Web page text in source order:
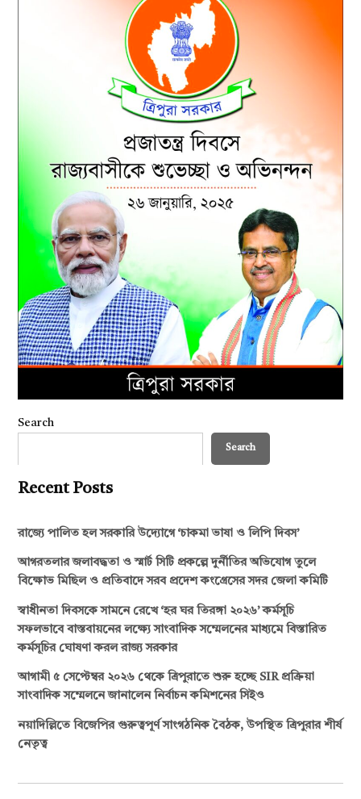
Search
Search
Recent Posts
রাজ্যে পালিত হল সরকারি উদ্যোগে ‘চাকমা ভাষা ও লিপি দিবস’
আগরতলার জলাবদ্ধতা ও স্মার্ট সিটি প্রকল্পে দুর্নীতির অভিযোগ তুলে
বিক্ষোভ মিছিল ও প্রতিবাদে সরব প্রদেশ কংগ্রেসের সদর জেলা কমিটি
স্বাধীনতা দিবসকে সামনে রেখে ‘হর ঘর তিরঙ্গা ২০২৬’ কর্মসূচি
সফলভাবে বাস্তবায়নের লক্ষ্যে সাংবাদিক সম্মেলনের মাধ্যমে বিস্তারিত
কর্মসূচির ঘোষণা করল রাজ্য সরকার
আগামী ৫ সেপ্টেম্বর ২০২৬ থেকে ত্রিপুরাতে শুরু হচ্ছে SIR প্রক্রিয়া
সাংবাদিক সম্মেলনে জানালেন নির্বাচন কমিশনের সিইও
নয়াদিল্লিতে বিজেপির গুরুত্বপূর্ণ সাংগঠনিক বৈঠক, উপস্থিত ত্রিপুরার শীর্ষ
নেতৃত্ব